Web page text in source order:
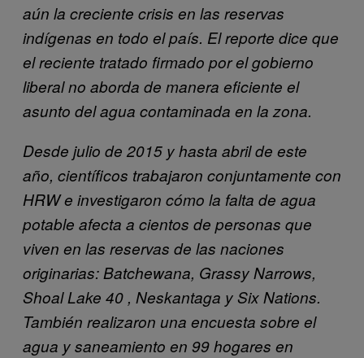
aún la creciente crisis en las reservas
indígenas en todo el país. El reporte dice que
el reciente tratado firmado por el gobierno
liberal no aborda de manera eficiente el
asunto del agua contaminada en la zona.
Desde julio de 2015 y hasta abril de este
año, científicos trabajaron conjuntamente con
HRW e investigaron cómo la falta de agua
potable afecta a cientos de personas que
viven en las reservas de las naciones
originarias: Batchewana, Grassy Narrows,
Shoal Lake 40 , Neskantaga y Six Nations.
También realizaron una encuesta sobre el
agua y saneamiento en 99 hogares en